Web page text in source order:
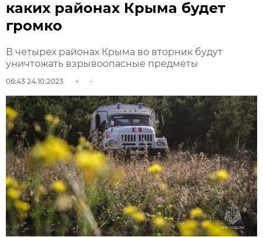
каких районах Крыма будет
громко
В четырех районах Крыма во вторник будут
уничтожать взрывоопасные предметы
06:43 24.10.2023